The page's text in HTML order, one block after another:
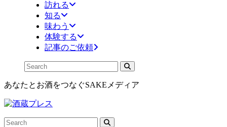
訪れる
知る
味わう
体験する
記事のご依頼
あなたとお酒をつなぐSAKEメディア